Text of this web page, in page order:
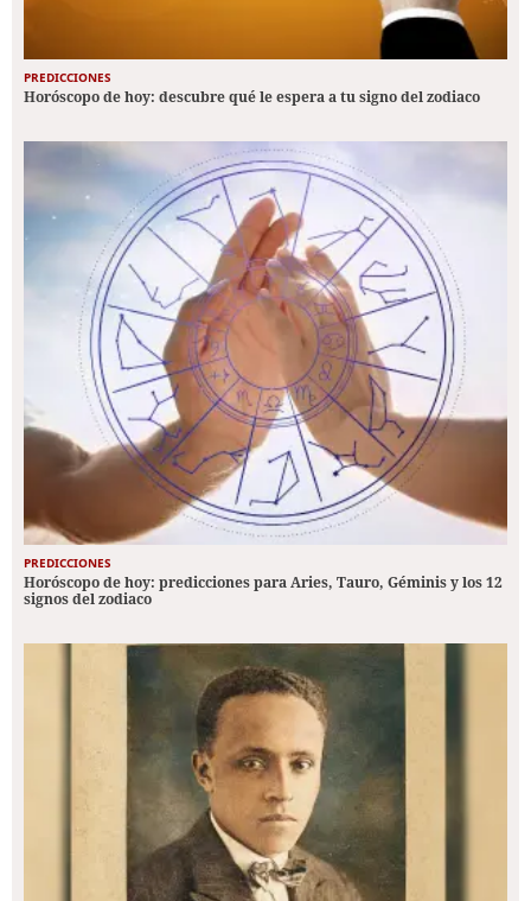
PREDICCIONES
Horóscopo de hoy: descubre qué le espera a tu signo del zodiaco
PREDICCIONES
Horóscopo de hoy: predicciones para Aries, Tauro, Géminis y los 12
signos del zodiaco